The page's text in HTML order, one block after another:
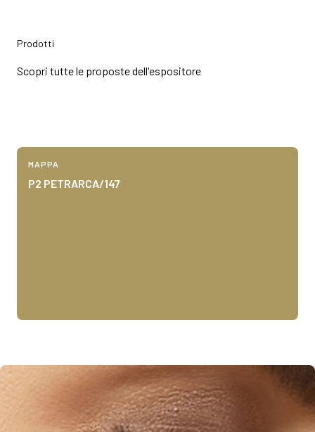
Prodotti
Scopri tutte le proposte dell'espositore
ANELLO
MAPPA
P2 PETRARCA/147